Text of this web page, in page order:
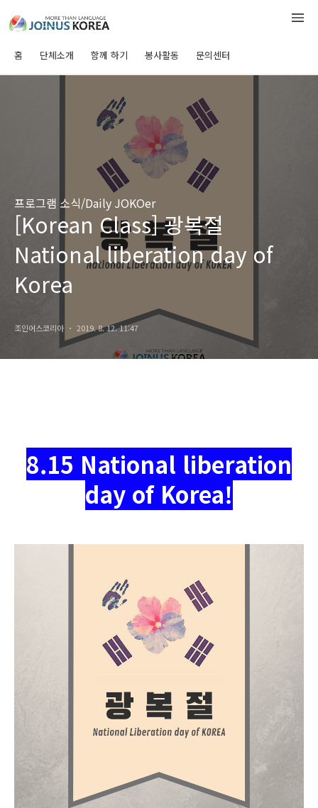
홈 단체소개 함께 하기 봉사활동 문의센터
프로그램 소식/Daily JOKOer
[Korean Class] 광복절
National liberation day of
Korea
조인어스코리아 2019. 8. 12. 11:47
8.15 National liberation
day of Korea!